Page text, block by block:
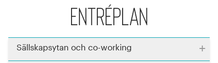
Entréplan
Sällskapsytan och co-working +